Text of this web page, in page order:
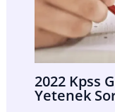
2022 Kpss
Yetenek